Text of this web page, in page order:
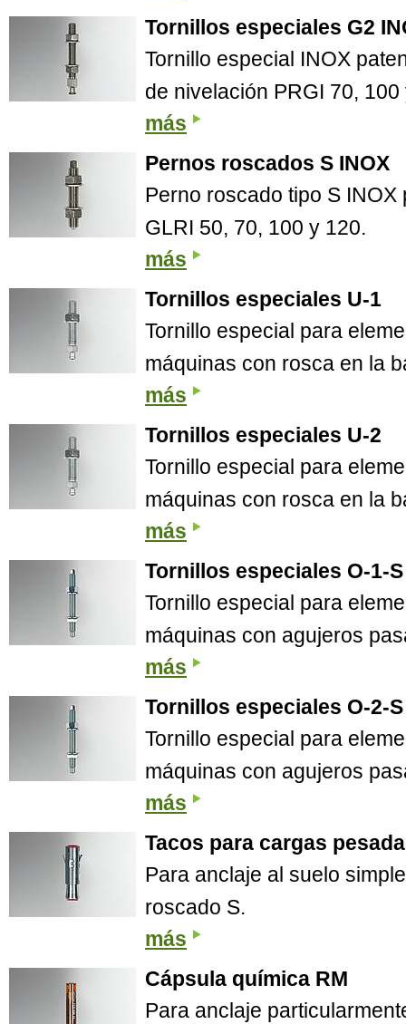
Tornillos especiales G2
Tornillo especial INOX
de nivelación PRGI 70, 100
más
Pernos roscados S INOX
Perno roscado tipo S
GLRI 50, 70, 100 y 120.
más
Tornillos especiales U-1
Tornillo especial para
máquinas con rosca en la
más
Tornillos especiales U-2
Tornillo especial para
máquinas con rosca en la
más
Tornillos especiales O-1-S
Tornillo especial para
máquinas con agujeros
más
Tornillos especiales O-2-S
Tornillo especial para
máquinas con agujeros
más
Tacos para cargas
Para anclaje al suelo
roscado S.
más
Cápsula química RM
Para anclaje